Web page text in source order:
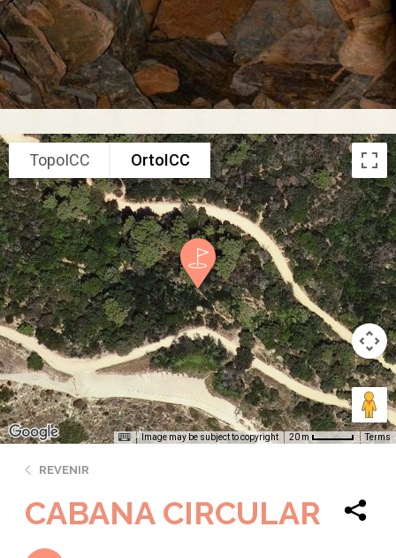
TopoICC OrtoICC
Image may be subject to copyright 20 m Terms
REVENIR
CABANA CIRCULAR